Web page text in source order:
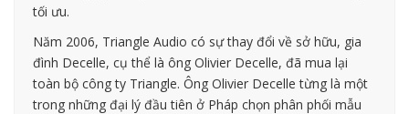
tối ưu.
Năm 2006, Triangle Audio có sự thay đổi về sở hữu, gia
đình Decelle, cụ thể là ông Olivier Decelle, đã mua lại
toàn bộ công ty Triangle. Ông Olivier Decelle từng là một
trong những đại lý đầu tiên ở Pháp chọn phân phối mẫu